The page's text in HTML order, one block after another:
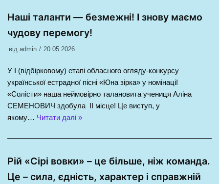
Наші таланти — безмежні! І знову маємо
чудову перемогу!
від admin 20.05.2026
У І (відбірковому) етапі обласного огляду-конкурсу
української естрадної пісні «Юна зірка» у номінації
«Солісти» наша неймовірно талановита учениця Аліна
СЕМЕНОВИЧ здобула ІІ місце! Це виступ, у
якому… Читати далі »
Рій «Сірі вовки» – це більше, ніж команда.
Це – сила, єдність, характер і справжній